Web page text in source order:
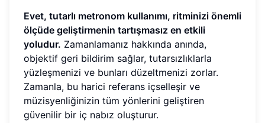
Evet, tutarlı metronom kullanımı, ritminizi önemli
ölçüde geliştirmenin tartışmasız en etkili
yoludur. Zamanlamanız hakkında anında,
objektif geri bildirim sağlar, tutarsızlıklarla
yüzleşmenizi ve bunları düzeltmenizi zorlar.
Zamanla, bu harici referans içselleşir ve
müzisyenliğinizin tüm yönlerini geliştiren
güvenilir bir iç nabız oluşturur.